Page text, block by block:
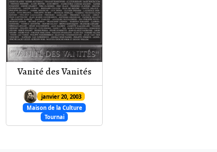
Vanité des Vanités
janvier 20, 2003
Maison de la Culture
Tournai